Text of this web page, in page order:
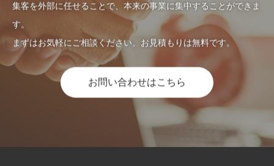
集客を外部に任せることで、本来の事業に集中することができま
す。
まずはお気軽にご相談ください。お見積もりは無料です。
お問い合わせはこちら